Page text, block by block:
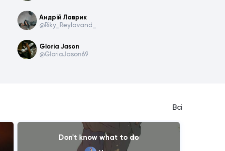
Андрій Лаврик
@Riky_Reylavand_
Gloria Jason
@GloriaJason69
Всі
Don't know what to do